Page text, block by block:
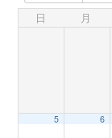
日 月
5 6